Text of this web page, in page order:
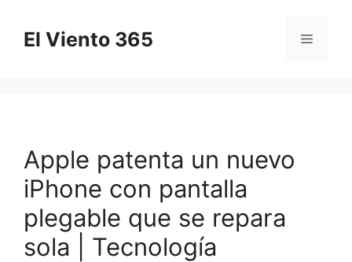
contenido
El Viento 365 Menú
Apple patenta un nuevo
iPhone con pantalla
plegable que se repara
sola | Tecnología